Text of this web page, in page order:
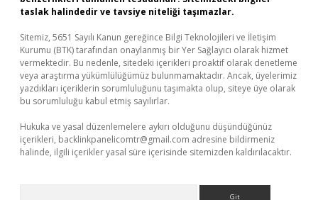
taslak halindedir ve tavsiye niteliği taşımazlar.
Sitemiz, 5651 Sayılı Kanun gereğince Bilgi Teknolojileri ve İletişim
Kurumu (BTK) tarafından onaylanmış bir Yer Sağlayıcı olarak hizmet
vermektedir. Bu nedenle, sitedeki içerikleri proaktif olarak denetleme
veya araştırma yükümlülüğümüz bulunmamaktadır. Ancak, üyelerimiz
yazdıkları içeriklerin sorumluluğunu taşımakta olup, siteye üye olarak
bu sorumluluğu kabul etmiş sayılırlar.
Hukuka ve yasal düzenlemelere aykırı olduğunu düşündüğünüz
içerikleri, backlinkpanelicomtr@gmail.com adresine bildirmeniz
halinde, ilgili içerikler yasal süre içerisinde sitemizden kaldırılacaktır.